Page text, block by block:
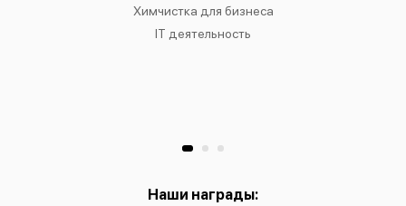
Химчистка для бизнеса
IT деятельность
Наши награды: